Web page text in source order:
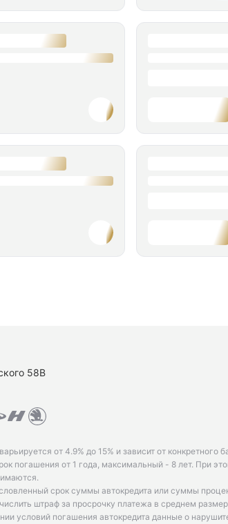
58В
от 4.9% до 15% и зависит от конкретного
погашения от 1 года, максимальный - 8 лет. При
срок суммы автокредита или суммы
штраф за просрочку платежа в среднем
условий погашения автокредита данные о